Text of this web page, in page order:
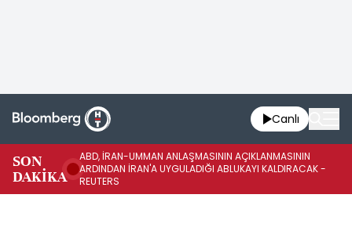
Canlı
SON
DAKİKA
ABD, İRAN-UMMAN ANLAŞMASININ AÇIKLANMASININ
ARDINDAN İRAN'A UYGULADIĞI ABLUKAYI KALDIRACAK -
REUTERS